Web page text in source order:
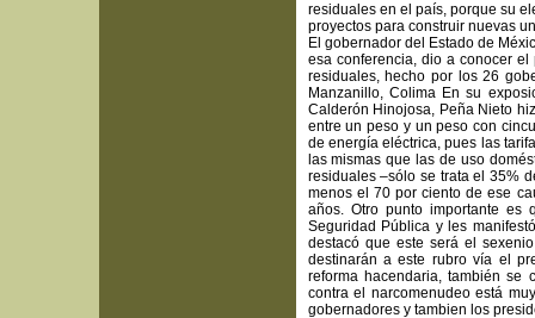
residuales en el país, porque su
proyectos para construir nuevas
El gobernador del Estado de
esa conferencia, dio a conocer
residuales, hecho por los 26
Manzanillo, Colima En su
Calderón Hinojosa, Peña Nieto
entre un peso y un peso con
de energía eléctrica, pues las
las mismas que las de uso
residuales –sólo se trata el 35%
menos el 70 por ciento de ese
años. Otro punto importante es
Seguridad Pública y les
destacó que este será el
destinarán a este rubro vía el
reforma hacendaria, también se
contra el narcomenudeo está
gobernadores y tambien los